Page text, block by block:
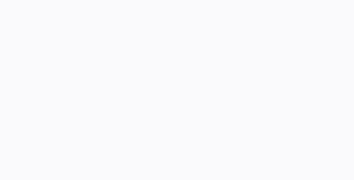
ВЗАИМООТНОШЕНИЙ
КОНКРЕТНОСТИ ВОСПИТАТЕЛЬНЫХ МЕРОПРИЯТИЙ
И УВАЖЕНИЕМ К ЛИЧНОСТИ ВОСПИТАННИКА
ИХ ДЕЯТЕЛЬНОСТИ